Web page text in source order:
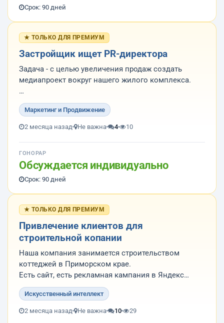
Срок: 90 дней
★ ТОЛЬКО ДЛЯ ПРЕМИУМ
Застройщик ищет PR-директора
Задача - с целью увеличения продаж создать
медиапроект вокруг нашего жилого комплекса.
Мы ищем:
- креативный продюсер
- медиапродюсер
- креативный директор
- бывший специалист медиакоманды девелоперов
Маркетинг и Продвижение
2 месяца назад Не важна 4 10
ГОНОРАР
Обсуждается индивидуально
Срок: 90 дней
★ ТОЛЬКО ДЛЯ ПРЕМИУМ
Привлечение клиентов для
строительной копании
Наша компания занимается строительством
коттеджей в Приморском крае.
Есть сайт, есть рекламная кампания в Яндекс
Директ.
Открыты к предложениям использования ИИ для
привлечения клиентов на договора подряда на
Искусственный интеллект
2 месяца назад Не важна 10 29